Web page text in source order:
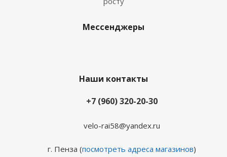
Мессенджеры
Наши контакты
+7 (960) 320-20-30
velo-rai58@yandex.ru
г. Пенза (посмотреть адреса магазинов)